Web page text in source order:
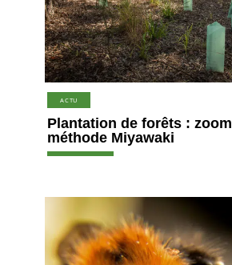
ACTU
Plantation de forêts :
méthode Miyawaki